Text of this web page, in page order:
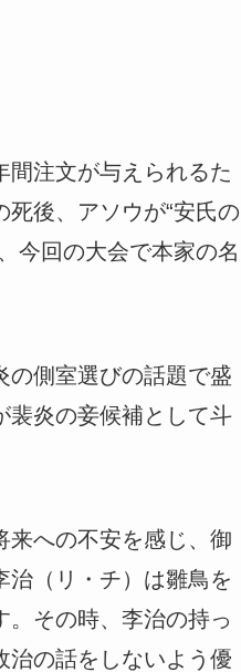
間注文が与えられるた
後、アソウが“安氏の
今回の大会で本家の名
の側室選びの話題で盛
裴炎の妾候補として斗
来への不安を感じ、御
治（リ・チ）は雛鳥を
その時、李治の持っ
治の話をしないよう優